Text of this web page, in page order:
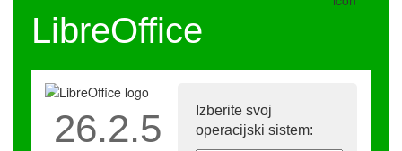
LibreOffice
Izberite svoj
operacijski sistem:
26.2.5